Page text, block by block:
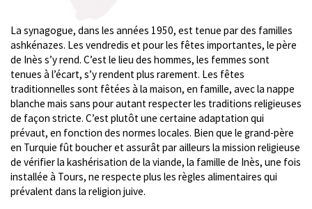
La synagogue, dans les années 1950, est tenue par des familles
ashkénazes. Les vendredis et pour les fêtes importantes, le père
de Inès s’y rend. C’est le lieu des hommes, les femmes sont
tenues à l’écart, s’y rendent plus rarement. Les fêtes
traditionnelles sont fêtées à la maison, en famille, avec la nappe
blanche mais sans pour autant respecter les traditions religieuses
de façon stricte. C’est plutôt une certaine adaptation qui
prévaut, en fonction des normes locales. Bien que le grand-père
en Turquie fût boucher et assurât par ailleurs la mission religieuse
de vérifier la kashérisation de la viande, la famille de Inès, une fois
installée à Tours, ne respecte plus les règles alimentaires qui
prévalent dans la religion juive.